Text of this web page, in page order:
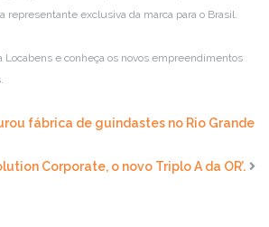
representante exclusiva da marca para o Brasil.
Locabens e conheça os novos empreendimentos
fábrica de guindastes no Rio Grande
Corporate, o novo Triplo A da OR’.